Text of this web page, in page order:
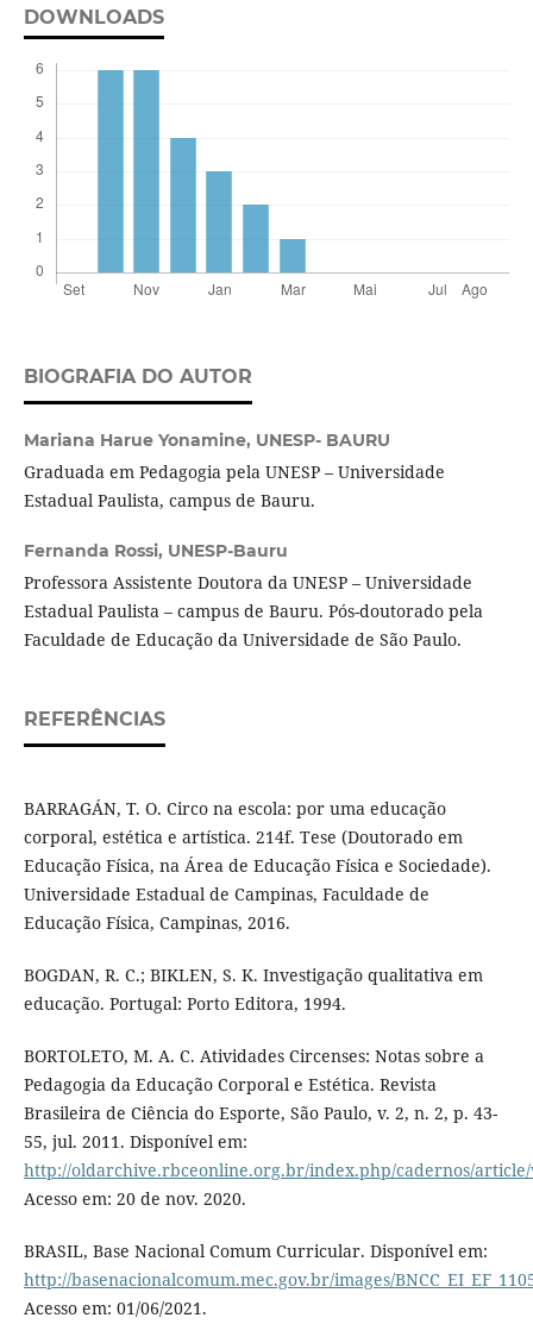
DOWNLOADS
BIOGRAFIA DO AUTOR
Mariana Harue Yonamine, UNESP- BAURU
Graduada em Pedagogia pela UNESP – Universidade
Estadual Paulista, campus de Bauru.
Fernanda Rossi, UNESP-Bauru
Professora Assistente Doutora da UNESP – Universidade
Estadual Paulista – campus de Bauru. Pós-doutorado pela
Faculdade de Educação da Universidade de São Paulo.
REFERÊNCIAS
BARRAGÁN, T. O. Circo na escola: por uma educação
corporal, estética e artística. 214f. Tese (Doutorado em
Educação Física, na Área de Educação Física e Sociedade).
Universidade Estadual de Campinas, Faculdade de
Educação Física, Campinas, 2016.
BOGDAN, R. C.; BIKLEN, S. K. Investigação qualitativa em
educação. Portugal: Porto Editora, 1994.
BORTOLETO, M. A. C. Atividades Circenses: Notas sobre a
Pedagogia da Educação Corporal e Estética. Revista
Brasileira de Ciência do Esporte, São Paulo, v. 2, n. 2, p. 43-
55, jul. 2011. Disponível em:
http://oldarchive.rbceonline.org.br/index.php/cadernos/
Acesso em: 20 de nov. 2020.
BRASIL, Base Nacional Comum Curricular. Disponível em:
http://basenacionalcomum.mec.gov.br/images/
Acesso em: 01/06/2021.